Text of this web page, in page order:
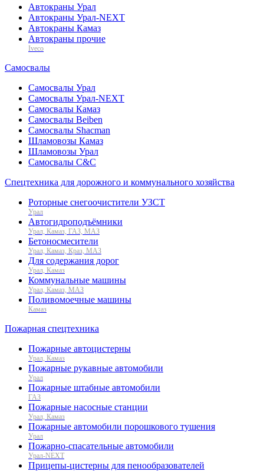
Автокраны Урал
Автокраны Урал-NEXT
Автокраны Камаз
Автокраны прочие
Iveco
Самосвалы
Самосвалы Урал
Самосвалы Урал-NEXT
Самосвалы Камаз
Самосвалы Beiben
Самосвалы Shacman
Шламовозы Камаз
Шламовозы Урал
Самосвалы C&C
Спецтехника для дорожного и коммунального хозяйства
Роторные снегоочистители УЗСТ
Урал
Автогидроподъёмники
Урал, Камаз, ГАЗ, МАЗ
Бетоносмесители
Урал, Камаз, Краз, МАЗ
Для содержания дорог
Урал, Камаз
Коммунальные машины
Урал, Камаз, МАЗ
Поливомоечные машины
Камаз
Пожарная спецтехника
Пожарные автоцистерны
Урал, Камаз
Пожарные рукавные автомобили
Урал
Пожарные штабные автомобили
ГАЗ
Пожарные насосные станции
Урал, Камаз
Пожарные автомобили порошкового тушения
Урал
Пожарно-спасательные автомобили
Урал-NEXT
Прицепы-цистерны для пенообразователей